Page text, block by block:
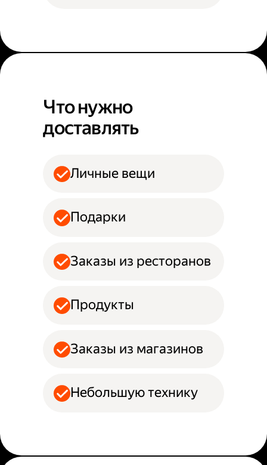
Что нужно
доставлять
Личные вещи
Подарки
Заказы из ресторанов
Продукты
Заказы из магазинов
Небольшую технику